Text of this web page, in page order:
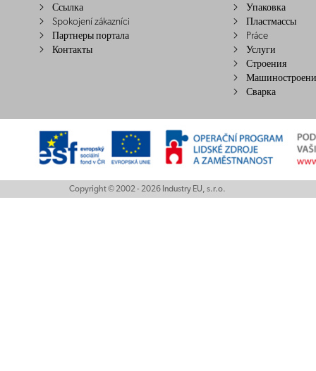
Ссылка
Spokojení zákazníci
Партнеры портала
Контакты
Упаковка
Пластмассы
Práce
Услуги
Строения
Сварка
Copyright © 2002 - 2026 Industry EU, s.r.o.